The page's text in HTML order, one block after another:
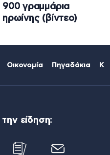
900 γραμμάρια
ηρωίνης (βίντεο)
Οικονομία Πηγαδάκια
την είδηση: